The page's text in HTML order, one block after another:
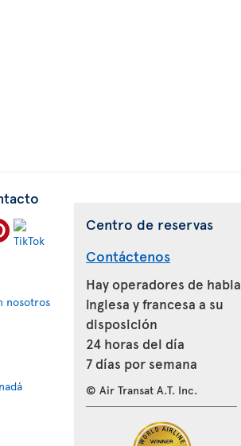
nosotros
Centro de reservas
Contáctenos
Hay operadores de habla
inglesa y francesa a su
disposición
24 horas del día
7 días por semana
© Air Transat A.T. Inc.